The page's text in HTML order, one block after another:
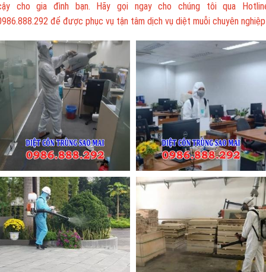
cho gia đình bạn. Hãy gọi ngay cho chúng tôi qua
để được phục vụ tận tâm dịch vụ diệt muỗi chuyên nghiệp